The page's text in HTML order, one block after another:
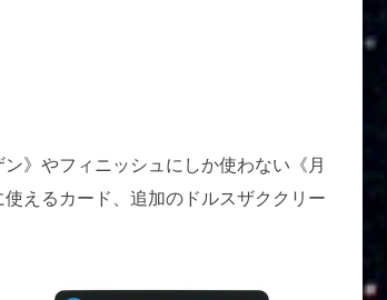
》やフィニッシュにしか使わない《月
えるカード、追加のドルスザククリー